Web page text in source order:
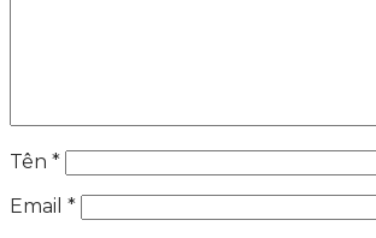
Tên *
Email *